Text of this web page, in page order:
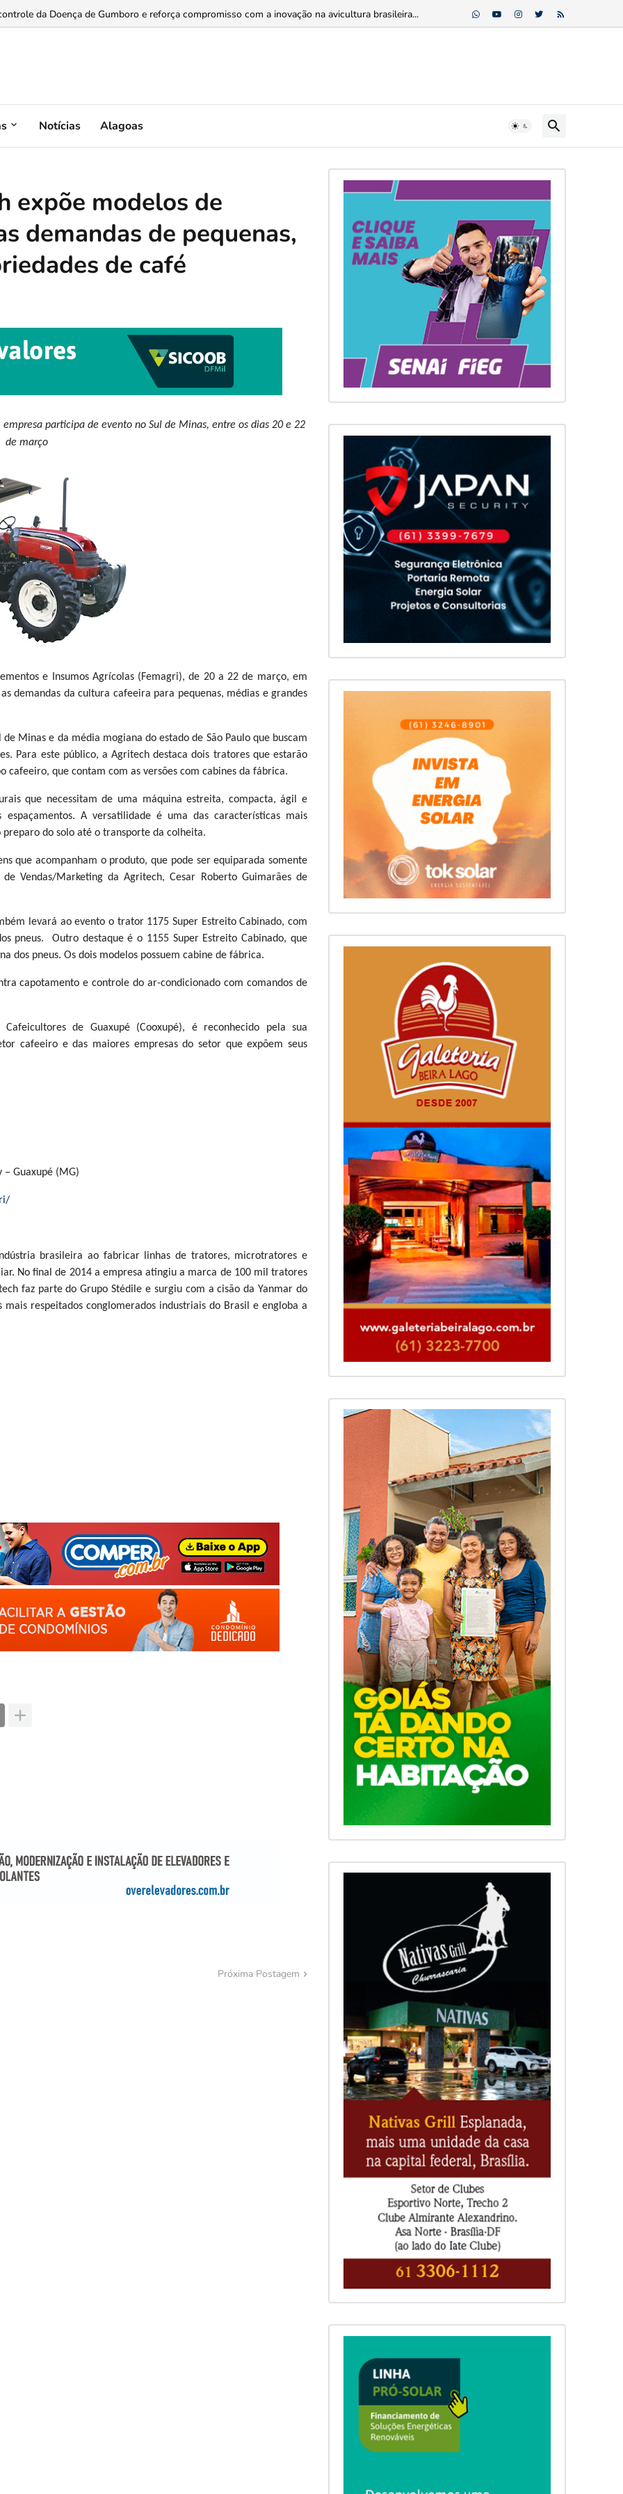
da Doença de Gumboro e reforça compromisso com a inovação na avicultura brasileira...
do mercado de bioinsumos ...
Notícias Alagoas
expõe modelos de
demandas de pequenas,
de café
participa de evento no Sul de Minas, entre os dias 20 e 22
de março
e Insumos Agrícolas (Femagri), de 20 a 22 de março, em
demandas da cultura cafeeira para pequenas, médias e grandes
Minas e da média mogiana do estado de São Paulo que buscam
Para este público, a Agritech destaca dois tratores que estarão
cafeeiro, que contam com as versões com cabines da fábrica.
que necessitam de uma máquina estreita, compacta, ágil e
A versatilidade é uma das características mais
do solo até o transporte da colheita.
que acompanham o produto, que pode ser equiparada somente
Vendas/Marketing da Agritech, Cesar Roberto Guimarães de
levará ao evento o trator 1175 Super Estreito Cabinado, com
pneus. Outro destaque é o 1155 Super Estreito Cabinado, que
dos pneus. Os dois modelos possuem cabine de fábrica.
capotamento e controle do ar-condicionado com comandos de
de Guaxupé (Cooxupé), é reconhecido pela sua
cafeeiro e das maiores empresas do setor que expõem seus
– Guaxupé (MG)
brasileira ao fabricar linhas de tratores, microtratores e
No final de 2014 a empresa atingiu a marca de 100 mil tratores
faz parte do Grupo Stédile e surgiu com a cisão da Yanmar do
mais respeitados conglomerados industriais do Brasil e engloba a
Próxima Postagem